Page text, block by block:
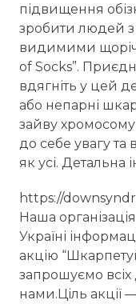
підвищення
зробити людей
видимими
of Socks”.
вдягніть у цей
або непарні
зайву
до себе увагу та
як усі. Детальна
https://
Наша
Україні
акцію
запрошуємо всіх
нами.Ціль акції